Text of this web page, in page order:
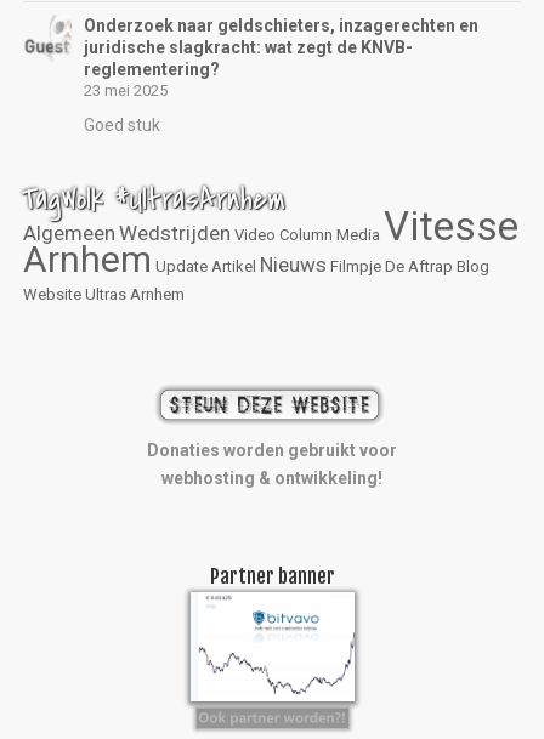
Onderzoek naar geldschieters, inzagerechten en
juridische slagkracht: wat zegt de KNVB-
reglementering?
23 mei 2025
Goed stuk
TagWolk #UltrasArnhem
Algemeen Wedstrijden Video Column Media Vitesse
Arnhem Update Artikel Nieuws Filmpje De Aftrap Blog
Website Ultras Arnhem
Donaties worden gebruikt voor
webhosting & ontwikkeling!
Partner banner